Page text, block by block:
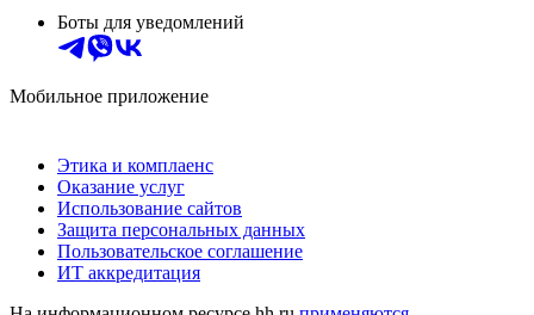
Боты для уведомлений
Мобильное приложение
Этика и комплаенс
Оказание услуг
Использование сайтов
Защита персональных данных
Пользовательское соглашение
ИТ аккредитация